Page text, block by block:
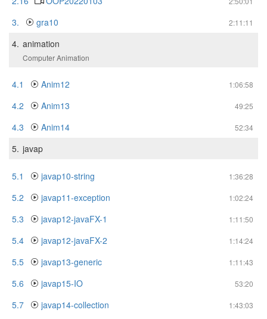
3.
2:11:11
gra10
4. animation
Computer Animation
4.1 1:06:58
Anim12
4.2
49:25
Anim13
4.3
52:34
Anim14
5. javap
5.1 1:36:28
javap10-string
5.2
1:02:24
javap11-exception
5.3
1:11:50
javap12-javaFX-1
5.4
1:14:24
javap12-javaFX-2
5.5
1:11:43
javap13-generic
5.6
53:20
javap15-IO
5.7
1:43:03
javap14-collection